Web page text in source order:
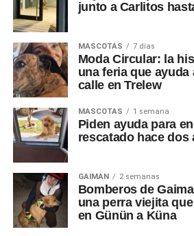
junto a Carlitos
MASCOTAS 7 días
Moda Circular: la
una feria que
calle en Trelew
MASCOTAS 1 semana
Piden ayuda para
rescatado hace dos
GAIMAN 2 semanas
Bomberos de
una perra viejita
en Günün a Küna